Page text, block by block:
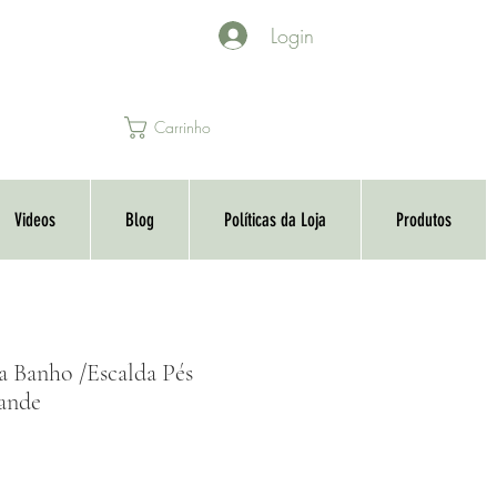
Login
Carrinho
Videos Blog Políticas da Loja Produtos
Banho /Escalda Pés